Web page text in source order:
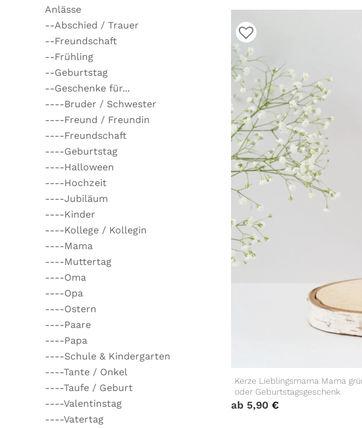
Anlässe
--Abschied / Trauer
--Freundschaft
--Frühling
--Geburtstag
--Geschenke für...
----Bruder / Schwester
----Freund / Freundin
----Freundschaft
----Geburtstag
----Halloween
----Hochzeit
----Jubiläum
----Kinder
----Kollege / Kollegin
----Mama
----Muttertag
----Oma
----Opa
----Ostern
----Paare
----Papa
----Schule & Kindergarten
----Tante / Onkel
----Taufe / Geburt
----Valentinstag
----Vatertag
Kerze Lieblingsmama Mama
oder Geburtstagsgeschenk
ab 5,90 €